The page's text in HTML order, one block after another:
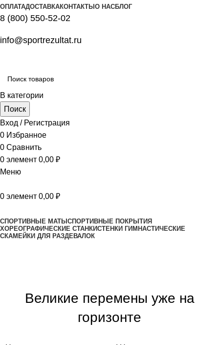
ОПЛАТАДОСТАВКАКОНТАКТЫ О НАСБЛОГ
8 (800) 550-52-02
info@sportrezultat.ru
В категории
Поиск
Вход / Регистрация
0 Избранное
0 Сравнить
0 элемент 0,00 ₽
Меню
0 элемент 0,00 ₽
СПОРТИВНЫЕ МАТЫ СПОРТИВНЫЕ ПОКРЫТИЯ
ХОРЕОГРАФИЧЕСКИЕ СТАНКИСТЕНКИ ГИМНАСТИЧЕСКИЕ
СКАМЕЙКИ ДЛЯ РАЗДЕВАЛОК
Великие перемены уже на
горизонте